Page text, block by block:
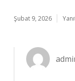
Şubat 9, 2026